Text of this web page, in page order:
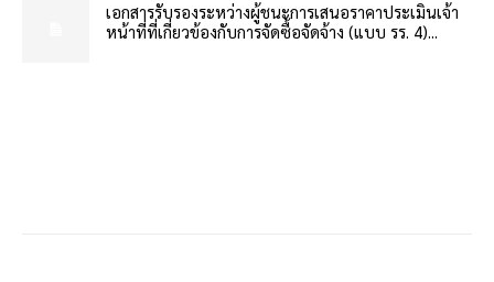
เอกสารรับรองระหว่างผู้ชนะการเสนอราคาประเมินเจ้า
หน้าที่ที่เกี่ยวข้องกับการจัดซื้อจัดจ้าง (แบบ รร. 4)...